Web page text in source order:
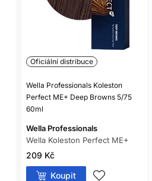
Oficiální distribuce
Wella Professionals Koleston
Perfect ME+ Deep Browns 5/75
60ml
Wella Professionals
Wella Koleston Perfect ME+
209 Kč
Koupit